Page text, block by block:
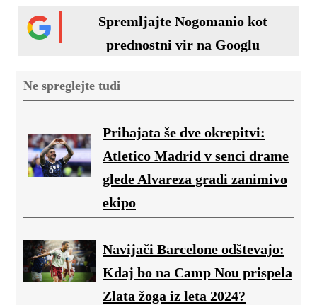
Spremljajte Nogomanio kot
prednostni vir na Googlu
Ne spreglejte tudi
Prihajata še dve okrepitvi:
Atletico Madrid v senci drame
glede Alvareza gradi zanimivo
ekipo
Navijači Barcelone odštevajo:
Kdaj bo na Camp Nou prispela
Zlata žoga iz leta 2024?